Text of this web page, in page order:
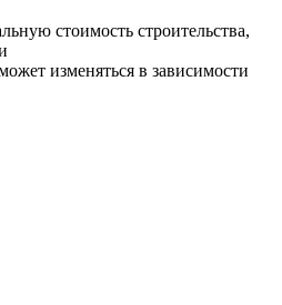
стоимость строительства,
изменяться в зависимости